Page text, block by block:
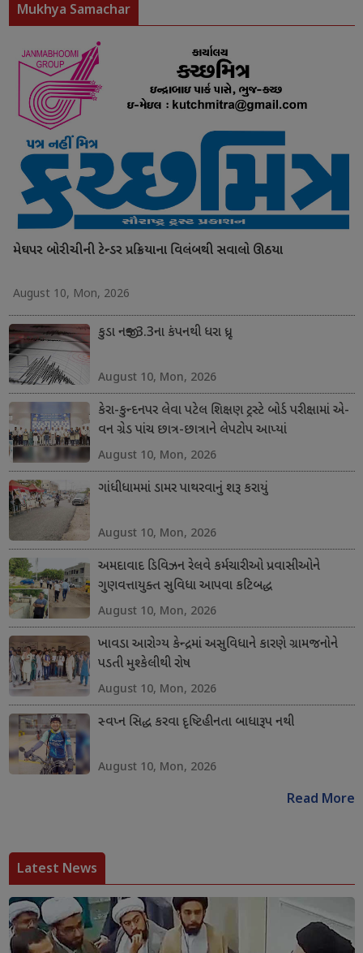
Mukhya Samachar
મેઘપર બોરીચીની ટેન્ડર પ્રક્રિયાના વિલંબથી સવાલો ઊઠયા
August 10, Mon, 2026
કુડા નજીક 3.3ના કંપનથી ધરા ધ્રૂજી
August 10, Mon, 2026
કેરા-કુન્દનપર લેવા પટેલ શિક્ષણ ટ્રસ્ટે બોર્ડ પરીક્ષામાં એ-
વન ગ્રેડ પાંચ છાત્ર-છાત્રાને લેપટોપ આપ્યાં
August 10, Mon, 2026
ગાંધીધામમાં ડામર પાથરવાનું શરૂ કરાયું
August 10, Mon, 2026
અમદાવાદ ડિવિઝન રેલવે કર્મચારીઓ પ્રવાસીઓને
ગુણવત્તાયુક્ત સુવિધા આપવા કટિબદ્ધ
August 10, Mon, 2026
ખાવડા આરોગ્ય કેન્દ્રમાં અસુવિધાને કારણે ગ્રામજનોને
પડતી મુશ્કેલીથી રોષ
August 10, Mon, 2026
સ્વપ્ન સિદ્ધ કરવા દૃષ્ટિહીનતા બાધારૂપ નથી
August 10, Mon, 2026
Read More
Latest News